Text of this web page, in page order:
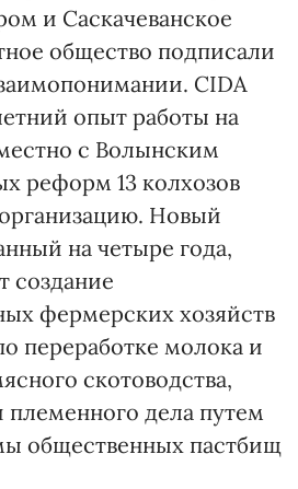
и Саскачеванское
общество подписали
CIDA
опыт работы на
с Волынским
реформ 13 колхозов
Новый
на четыре года,
создание
фермерских хозяйств
переработке молока и
скотоводства,
племенного дела путем
общественных пастбищ